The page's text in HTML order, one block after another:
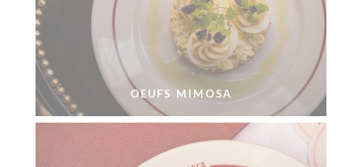
OEUFS MIMOSA